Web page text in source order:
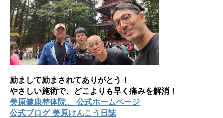
励まして励まされてありがとう！
やさしい施術で、どこよりも早く痛みを解消！
美原健康整体院。 公式ホームページ
公式ブログ 美原けんこう日誌